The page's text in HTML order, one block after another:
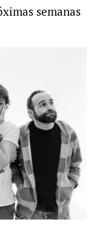
semanas